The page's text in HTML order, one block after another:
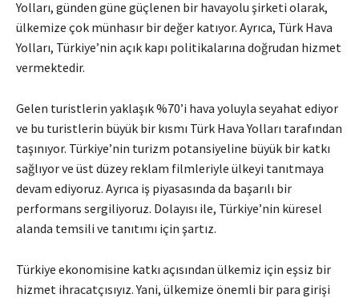
Yolları, günden güne güçlenen bir havayolu şirketi olarak,
ülkemize çok münhasır bir değer katıyor. Ayrıca, Türk Hava
Yolları, Türkiye’nin açık kapı politikalarına doğrudan hizmet
vermektedir.
Gelen turistlerin yaklaşık %70’i hava yoluyla seyahat ediyor
ve bu turistlerin büyük bir kısmı Türk Hava Yolları tarafından
taşınıyor. Türkiye’nin turizm potansiyeline büyük bir katkı
sağlıyor ve üst düzey reklam filmleriyle ülkeyi tanıtmaya
devam ediyoruz. Ayrıca iş piyasasında da başarılı bir
performans sergiliyoruz. Dolayısı ile, Türkiye’nin küresel
alanda temsili ve tanıtımı için şartız.
Türkiye ekonomisine katkı açısından ülkemiz için eşsiz bir
hizmet ihracatçısıyız. Yani, ülkemize önemli bir para girişi